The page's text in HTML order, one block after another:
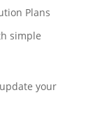
Plans
your